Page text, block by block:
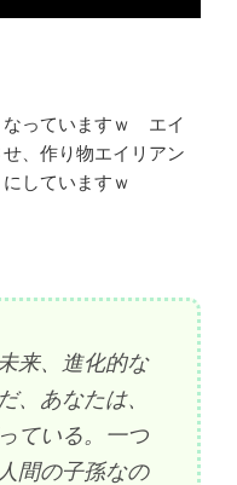
なっていますｗ エイ
、作り物エイリアン
していますｗ
来、進化的な
、あなたは、
ている。一つ
間の子孫なの